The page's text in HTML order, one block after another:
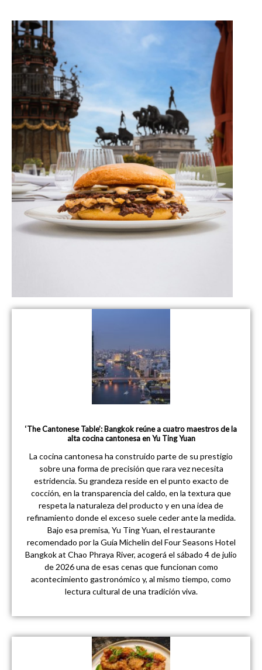
‘The Cantonese Table’: Bangkok reúne a cuatro maestros de la
alta cocina cantonesa en Yu Ting Yuan
La cocina cantonesa ha construido parte de su prestigio
sobre una forma de precisión que rara vez necesita
estridencia. Su grandeza reside en el punto exacto de
cocción, en la transparencia del caldo, en la textura que
respeta la naturaleza del producto y en una idea de
refinamiento donde el exceso suele ceder ante la medida.
Bajo esa premisa, Yu Ting Yuan, el restaurante
recomendado por la Guía Michelin del Four Seasons Hotel
Bangkok at Chao Phraya River, acogerá el sábado 4 de julio
de 2026 una de esas cenas que funcionan como
acontecimiento gastronómico y, al mismo tiempo, como
lectura cultural de una tradición viva.